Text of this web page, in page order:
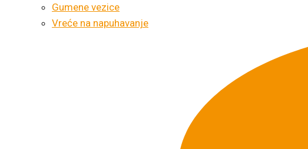
Gumene vezice
Vreće na napuhavanje